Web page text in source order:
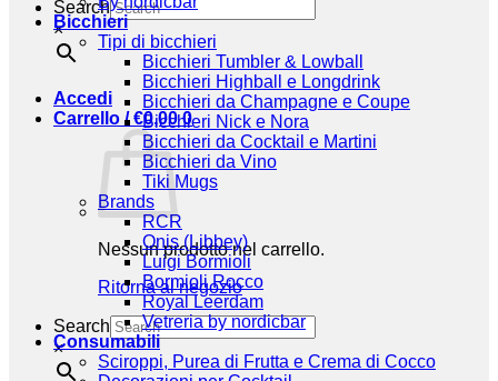
Search
×
Accedi
Carrello /€0,00 0
Nessun prodotto nel carrello.
Ritorna al negozio
Search
×
Bicchieri
Tipi di bicchieri
Bicchieri Tumbler & Lowball
Bicchieri Highball e Longdrink
Bicchieri da Champagne e Coupe
Bicchieri Nick e Nora
Bicchieri da Cocktail e Martini
Bicchieri da Vino
Tiki Mugs
Brands
RCR
Onis (Libbey)
Luigi Bormioli
Bormioli Rocco
Royal Leerdam
Vetreria by nordicbar
Consumabili
Sciroppi, Purea di Frutta e Crema di Cocco